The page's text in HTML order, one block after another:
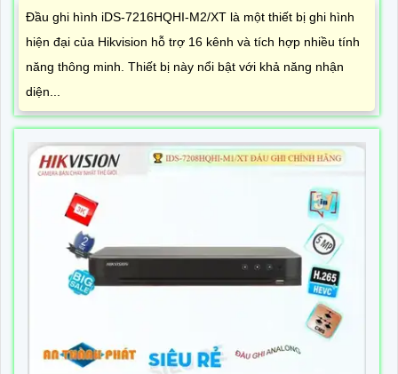
Đầu ghi hình iDS-7216HQHI-M2/XT là một thiết bị ghi hình
hiện đại của Hikvision hỗ trợ 16 kênh và tích hợp nhiều tính
năng thông minh. Thiết bị này nổi bật với khả năng nhận
diện...